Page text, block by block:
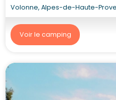
Volonne, Alpes-de-Haute-
Voir le camping